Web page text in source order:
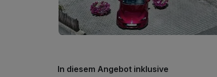
In diesem Angebot inklusive